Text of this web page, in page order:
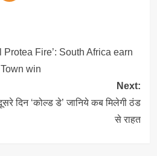
Protea Fire’: South Africa earn
win
Next:
दिन ‘कोल्ड डे’ जानिये कब मिलेगी ठंड
से राहत